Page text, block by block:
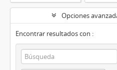
Opciones
Encontrar resultados con :